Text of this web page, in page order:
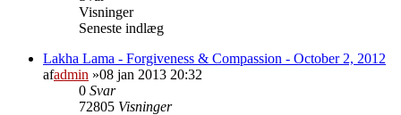
Visninger
Seneste indlæg
Lakha Lama - Forgiveness & Compassion - October 2, 2012
afadmin »08 jan 2013 20:32
0 Svar
72805 Visninger